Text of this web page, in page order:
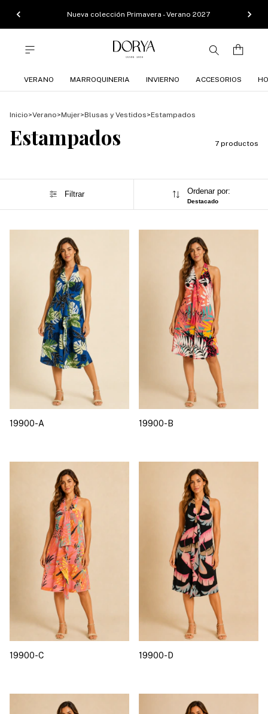
Nueva colección Primavera - Verano 2027
VERANO MARROQUINERIA INVIERNO ACCESORIOS
Inicio>Verano>Mujer>Blusas y Vestidos>Estampados
Estampados 7 productos
Filtrar Ordenar por:
Destacado
19900-A 19900-B
19900-C 19900-D